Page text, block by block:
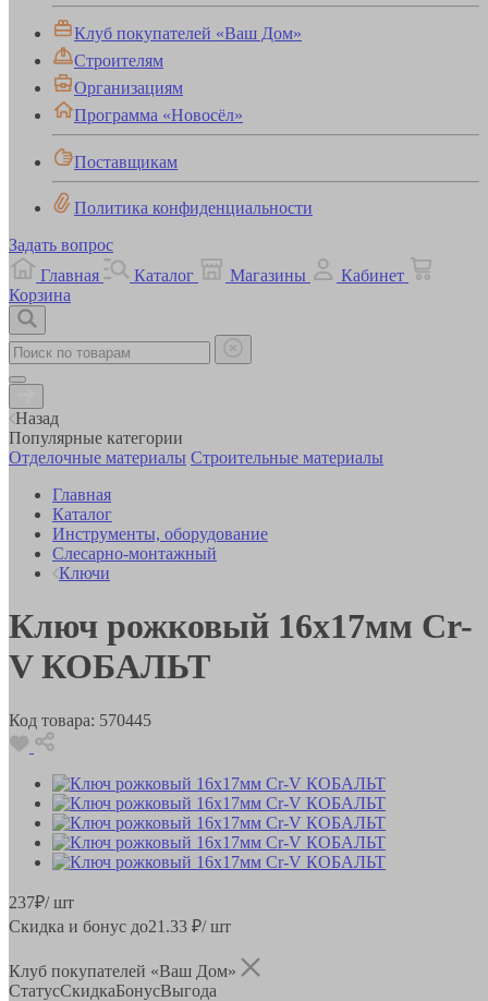
Клуб покупателей «Ваш Дом»
Строителям
Организациям
Программа «Новосёл»
Поставщикам
Политика конфиденциальности
Задать вопрос
Главная
Каталог Магазины
Кабинет
Корзина
Назад
Популярные категории
Отделочные материалы Строительные материалы
Главная
Каталог
Инструменты, оборудование
Слесарно-монтажный
Ключи
Ключ рожковый 16x17мм Cr-
V КОБАЛЬТ
Код товара: 570445
237₽/ шт
Скидка и бонус до21.33 ₽/ шт
Клуб покупателей «Ваш Дом»
СтатусСкидкаБонусВыгода